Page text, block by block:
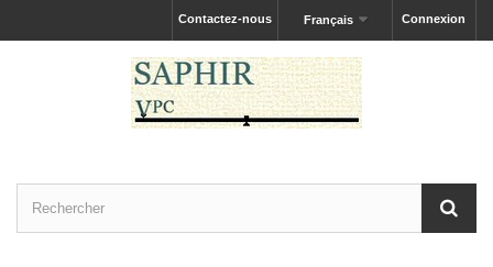
Connexion
Français
Contactez-nous